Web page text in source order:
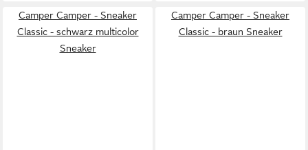
Camper Camper - Sneaker
Classic - schwarz multicolor
Sneaker
Camper Camper - Sneaker
Classic - braun Sneaker